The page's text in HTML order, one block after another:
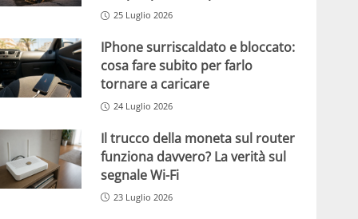
25 Luglio 2026
IPhone surriscaldato e bloccato:
cosa fare subito per farlo
tornare a caricare
24 Luglio 2026
Il trucco della moneta sul router
funziona davvero? La verità sul
segnale Wi-Fi
23 Luglio 2026